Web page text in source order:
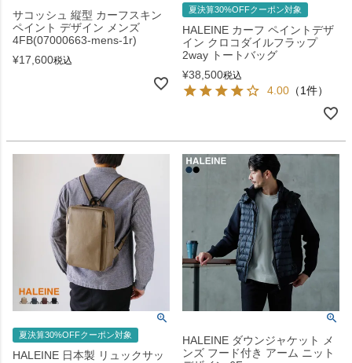
サコッシュ 縦型 カーフスキン
ペイント デザイン メンズ
4FB(07000663-mens-1r)
¥17,600税込
夏決算30%OFFクーポン対象
HALEINE カーフ ペイントデザ
イン クロコダイルフラップ
2way トートバッグ
¥38,500税込
4.00 （1件）
夏決算30%OFFクーポン対象
HALEINE 日本製 リュックサッ
HALEINE ダウンジャケット メ
ンズ フード付き アーム ニット